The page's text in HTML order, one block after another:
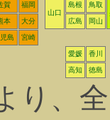
賀
福岡
山口
島根
鳥取
本
大分 広島 岡山
島 宮崎
愛媛 香川
高知 徳島
り、